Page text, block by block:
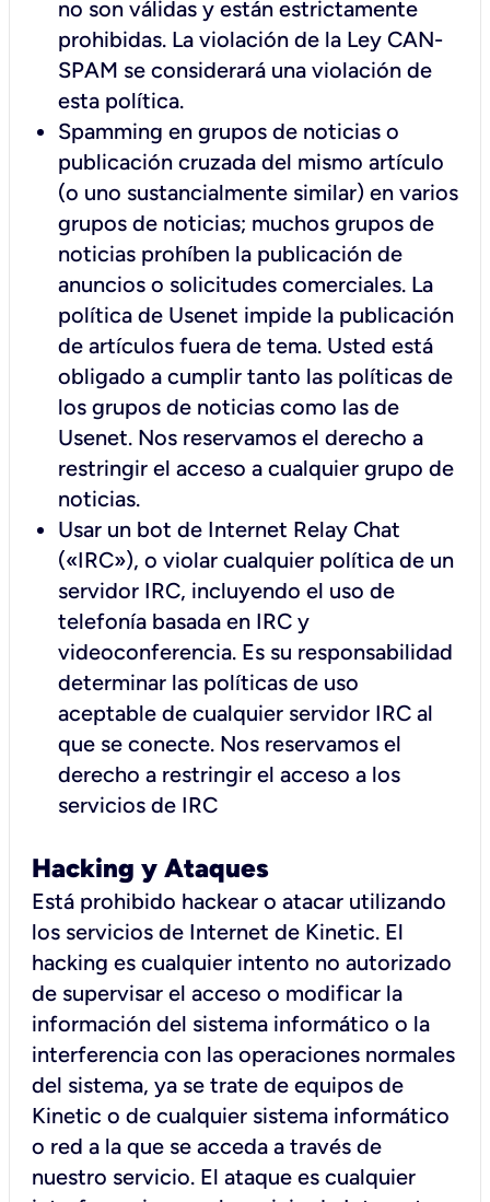
no son válidas y están estrictamente
prohibidas. La violación de la Ley CAN-
SPAM se considerará una violación de
esta política.
Spamming en grupos de noticias o
publicación cruzada del mismo artículo
(o uno sustancialmente similar) en varios
grupos de noticias; muchos grupos de
noticias prohíben la publicación de
anuncios o solicitudes comerciales. La
política de Usenet impide la publicación
de artículos fuera de tema. Usted está
obligado a cumplir tanto las políticas de
los grupos de noticias como las de
Usenet. Nos reservamos el derecho a
restringir el acceso a cualquier grupo de
noticias.
Usar un bot de Internet Relay Chat
(«IRC»), o violar cualquier política de un
servidor IRC, incluyendo el uso de
telefonía basada en IRC y
videoconferencia. Es su responsabilidad
determinar las políticas de uso
aceptable de cualquier servidor IRC al
que se conecte. Nos reservamos el
derecho a restringir el acceso a los
servicios de IRC
Hacking y Ataques
Está prohibido hackear o atacar utilizando
los servicios de Internet de Kinetic. El
hacking es cualquier intento no autorizado
de supervisar el acceso o modificar la
información del sistema informático o la
interferencia con las operaciones normales
del sistema, ya se trate de equipos de
Kinetic o de cualquier sistema informático
o red a la que se acceda a través de
nuestro servicio. El ataque es cualquier